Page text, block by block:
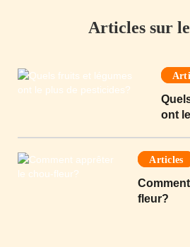
Articles sur
ont
Articles
fleur?